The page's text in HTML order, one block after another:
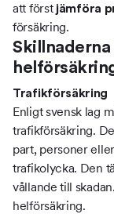
att först jämföra
försäkring.
Trafikförsäkring
Enligt svensk lag
trafikförsäkring.
part, personer
trafikolycka. Den
vållande till
helförsäkring.